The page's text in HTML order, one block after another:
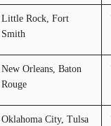
Little Rock, Fort
Smith
New Orleans, Baton
Rouge
Oklahoma City, Tulsa